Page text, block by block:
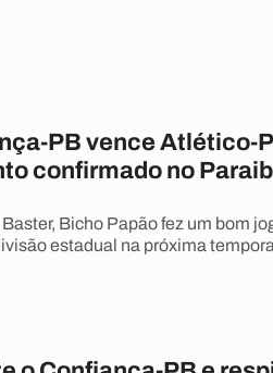
PB vence Atlético-
confirmado no
Bicho Papão fez um bom
estadual na próxima